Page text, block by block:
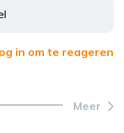
in om te reageren
Meer